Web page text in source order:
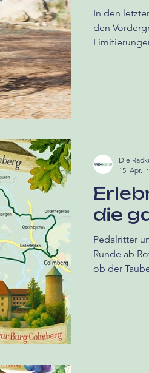
In den
den
die
Pedalritter
Runde ab
ob der
Die
15. Apr.